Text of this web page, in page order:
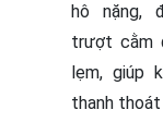
hô nặng,
trượt cằm
lẹm, giúp
thanh thoát